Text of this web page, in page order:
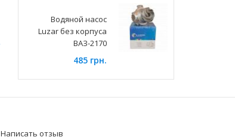
Водяной насос
Luzar без корпуса
ВАЗ-2170
485 грн.
Написать отзыв